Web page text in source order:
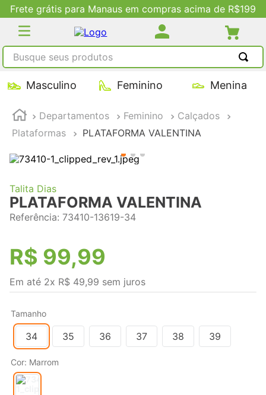
Frete grátis para Manaus em compras acima de R$199
Busque seus produtos
Masculino Feminino Menina
Departamentos Feminino
Calçados
Plataformas
PLATAFORMA VALENTINA
Talita Dias
PLATAFORMA VALENTINA
Referência: 73410-13619-34
R$ 99,99
Em até 2x R$ 49,99 sem juros
Tamanho
34 35 36 37 38 39
Cor: Marrom
TERMOS MAIS BUSCADOS
2
tenis feminino
4º
adidas